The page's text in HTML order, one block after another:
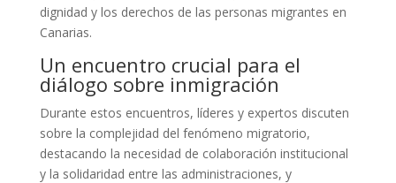
dignidad y los derechos de las personas migrantes en
Canarias.
Un encuentro crucial para el
diálogo sobre inmigración
Durante estos encuentros, líderes y expertos discuten
sobre la complejidad del fenómeno migratorio,
destacando la necesidad de colaboración institucional
y la solidaridad entre las administraciones, y